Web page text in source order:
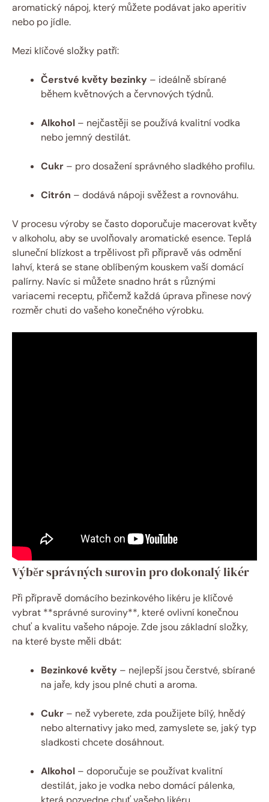
aromatický nápoj, který můžete podávat jako aperitiv
nebo po jídle.
Mezi klíčové složky patří:
Čerstvé květy bezinky – ideálně sbírané
během květnových a červnových týdnů.
Alkohol – nejčastěji se používá kvalitní vodka
nebo jemný destilát.
Cukr – pro dosažení správného sladkého profilu.
Citrón – dodává nápoji svěžest a rovnováhu.
V procesu výroby se často doporučuje macerovat květy
v alkoholu, aby se uvolňovaly aromatické esence. Teplá
sluneční blízkost a trpělivost při přípravě vás odmění
lahví, která se stane oblíbeným kouskem vaší domácí
palírny. Navíc si můžete snadno hrát s různými
variacemi receptu, přičemž každá úprava přinese nový
rozměr chuti do vašeho konečného výrobku.
Výběr správných surovin pro dokonalý likér
Při přípravě domácího bezinkového likéru je klíčové
vybrat **správné suroviny**, které ovlivní konečnou
chuť a kvalitu vašeho nápoje. Zde jsou základní složky,
na které byste měli dbát:
Bezinkové květy – nejlepší jsou čerstvé, sbírané
na jaře, kdy jsou plné chuti a aroma.
Cukr – než vyberete, zda použijete bílý, hnědý
nebo alternativy jako med, zamyslete se, jaký typ
sladkosti chcete dosáhnout.
Alkohol – doporučuje se používat kvalitní
destilát, jako je vodka nebo domácí pálenka,